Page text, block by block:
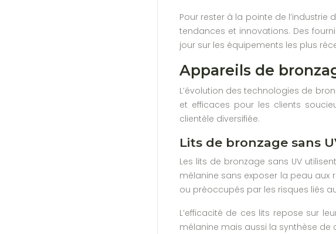
Pour rester à la pointe de l’industrie
tendances et innovations. Des
jour sur les équipements les plus
Appareils de
L’évolution des technologies de
et efficaces pour les clients
clientèle diversifiée.
Lits de bronzage sans
Les lits de bronzage sans UV
mélanine sans exposer la peau
ou préoccupés par les risques liés
L’efficacité de ces lits repose sur
mélanine mais aussi la synthèse de